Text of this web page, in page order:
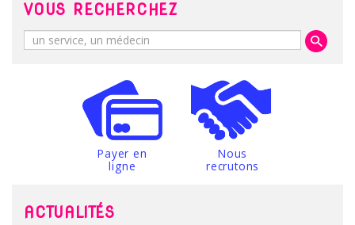
VOUS RECHERCHEZ
Payer en
ligne
Nous
recrutons
ACTUALITÉS